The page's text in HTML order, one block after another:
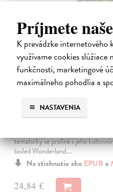
Príjmete
K prevádzke
využívame cookies slúžiace
funkčnosti, marketingové
maximálneho pohodlia a
NASTAVENIA
Murakami Haruki| Elektronická
Město a jeho nejisté zdi – dlouho
tematicky se prolíná s jeho
boiled Wonderland.…
Na stiahnutie ako EPUB a
24,84 €